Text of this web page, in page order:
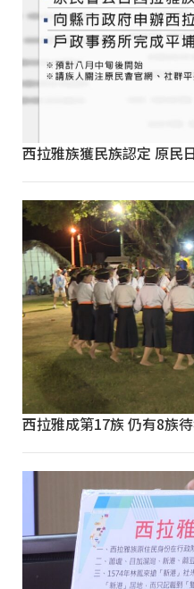
西拉雅族獲民族認定 原民
西拉雅成第17族 仍有8族